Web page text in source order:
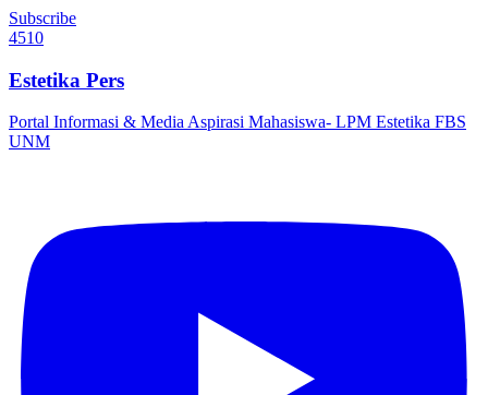
Subscribe
4510
Estetika Pers
Portal Informasi & Media Aspirasi Mahasiswa- LPM Estetika FBS
UNM